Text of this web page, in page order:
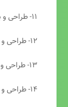
۱۱- طراحی و برنامه نویسی سامانه تخصصی رفاهی تیکت
۱۲- طراحی و برنامه نویسی سامانه همیار
۱۳- طراحی و برنامه نویسی سامانه حواله دارو خیریه حضرت ابوالفضل (ع)
۱۴- طراحی و برنامه نویسی سامانه ایاب ذهاب خیریه حضرت ابوالفضل (ع)